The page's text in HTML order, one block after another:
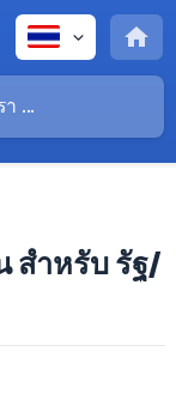
สำหรับ รัฐ/